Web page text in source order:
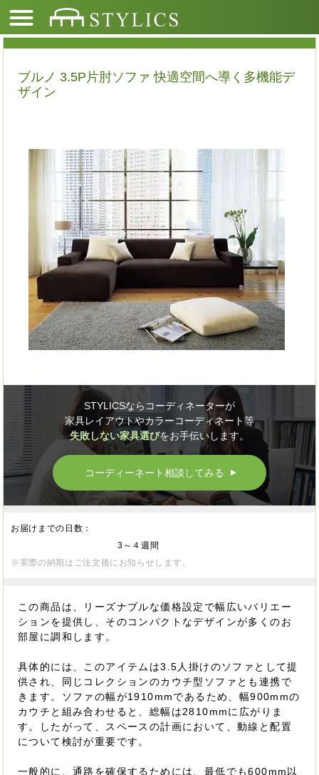
ブルノ 3.5P片肘ソファ 快適空間へ導く多機能デ
ザイン
STYLICSならコーディネーターが
家具レイアウトやカラーコーディネート等
失敗しない家具選びをお手伝いします。
コーディーネート相談してみる ▲
お届けまでの日数：
3～４週間
※実際の納期はご注文後にお知らせします。
この商品は、リーズナブルな価格設定で幅広いバリエー
ションを提供し、そのコンパクトなデザインが多くのお
部屋に調和します。
具体的には、このアイテムは3.5人掛けのソファとして提
供され、同じコレクションのカウチ型ソファとも連携で
きます。ソファの幅が1910mmであるため、幅900mmの
カウチと組み合わせると、総幅は2810mmに広がりま
す。したがって、スペースの計画において、動線と配置
について検討が重要です。
一般的に、通路を確保するためには、最低でも600mm以